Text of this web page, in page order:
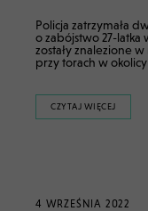
Policja zatrzymała
o zabójstwo 27-latka
zostały znalezione
przy torach w
CZYTAJ WIĘCEJ
4 WRZEŚNIA 2022